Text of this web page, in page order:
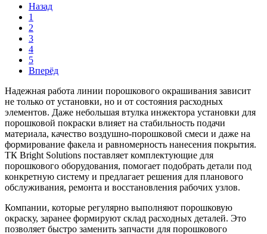
Назад
1
2
3
4
5
Вперёд
Надежная работа линии порошкового окрашивания зависит
не только от установки, но и от состояния расходных
элементов. Даже небольшая втулка инжектора установки для
порошковой покраски влияет на стабильность подачи
материала, качество воздушно-порошковой смеси и даже на
формирование факела и равномерность нанесения покрытия.
ТК Bright Solutions поставляет комплектующие для
порошкового оборудования, помогает подобрать детали под
конкретную систему и предлагает решения для планового
обслуживания, ремонта и восстановления рабочих узлов.
Компании, которые регулярно выполняют порошковую
окраску, заранее формируют склад расходных деталей. Это
позволяет быстро заменить запчасти для порошкового